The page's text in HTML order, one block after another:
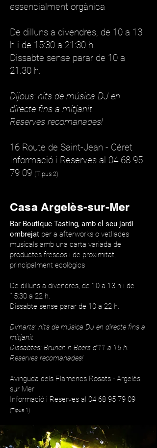
essencialment orgànica
De dilluns a divendres, de 10 a 13
h i de 15:30 a 21:30 h.
Dissabte sense parar de 10 a
21.30 h.
Dijous: nits de música DJ en
directe fins a mitjanit
Reserves recomanades!
16 Route de Saint-Jean - Céret
Informació i Reserves al 04 68 95
79 09 (Tipus 2)
Casa Argelès-sur-Mer
Bar Boutique Tasting, amb el seu jardí
ombrejat per a afterworks o vetllades
musicals amb una carta variada de
productes frescos i de proximitat,
principalment ecològics
De dilluns a divendres, de 10 a 13 h i de
15:30 a 22 h.
Dissabte sense parar de 10 a 22 h.
Dimarts: nits de música DJ en directe fins a
mitjanit
Dissabtes: Brunch n Beers d'11 a 15 h.
Reserves recomanades!
Avinguda dels Flamencs Rosats - Argelès
sur Mer
Informació i Reserves al 04 68 95 79 09
(Tipus 1)